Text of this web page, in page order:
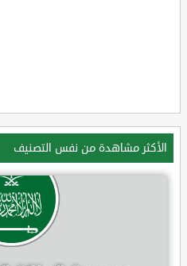
الأكثر مشاهدة من نفس التصنيف